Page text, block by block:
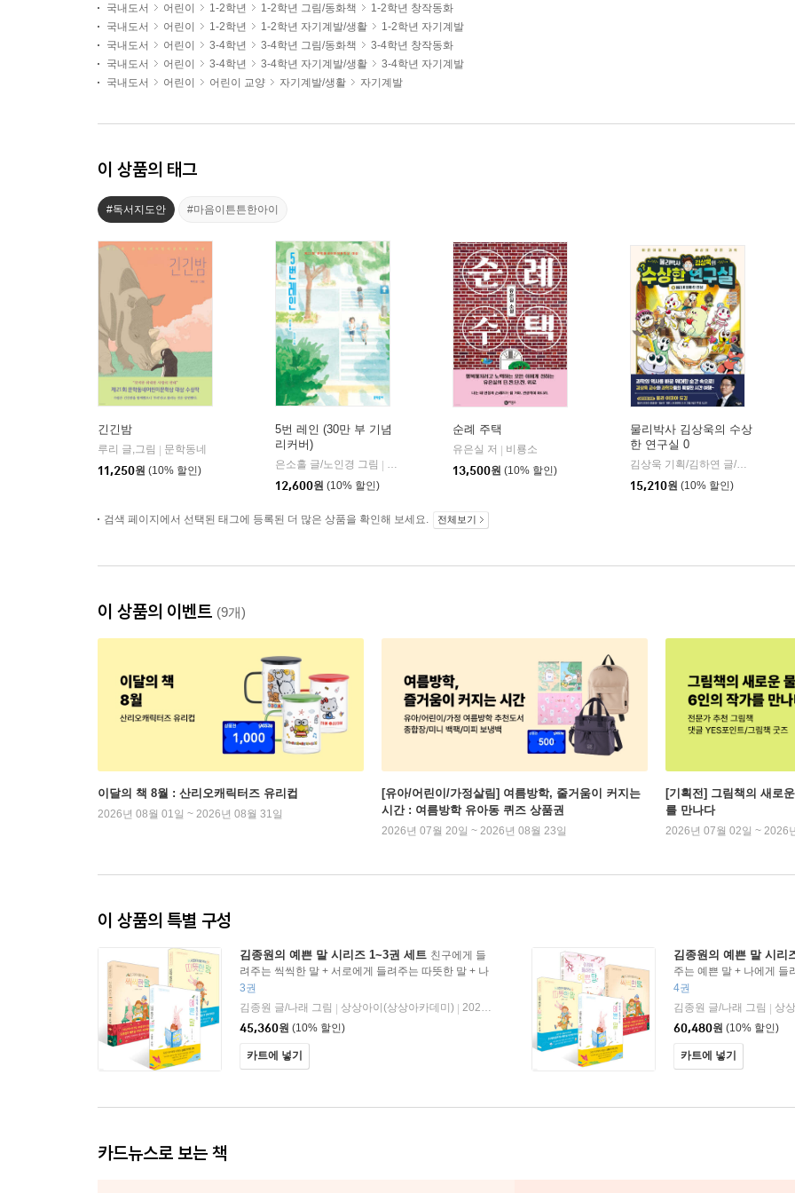
국내도서 어린이 1-2학년 1-2학년 그림/동화책
1-2학년 창작동화
국내도서
어린이 1-2학년 1-2학년 자기계발/생활
1-2학년 자기계발
국내도서
어린이 3-4학년 3-4학년 그림/동화책
3-4학년 창작동화
국내도서
어린이 3-4학년 3-4학년 자기계발/생활
3-4학년 자기계발
국내도서
어린이 어린이 교양 자기계발/생활 자기계발
이 상품의 태그
#독서지도안 #마음이튼튼한아이
긴긴밤
루리 글,그림
문학동네
11,250원 (10% 할인)
5번 레인 (30만 부 기념
리커버)
은소홀 글/노인경 그림
문학동네
12,600원 (10% 할인)
순례 주택
유은실 저
비룡소
13,500원 (10% 할인)
물리박사 김상욱의 수상
한 연구실 0
김상욱 기획/김하연 글/정순규 그림
15,210원 (10% 할인)
검색 페이지에서 선택된 태그에 등록된 더 많은 상품을 확인해 보세요. 전체보기
이 상품의 이벤트 (9개)
이달의 책 8월 : 산리오캐릭터즈 유리컵
2026년 08월 01일 ~ 2026년 08월 31일
[유아/어린이/가정살림] 여름방학, 줄거움이 커지는
시간 : 여름방학 유아동 퀴즈 상품권
2026년 07월 20일 ~ 2026년 08월 23일
[기획전] 그림책의 새로
를 만나다
2026년 07월 02일 ~ 2026
이 상품의 특별 구성
김종원의 예쁜 말 시리즈 1~3권 세트 친구에게 들
려주는 씩씩한 말 + 서로에게 들려주는 따뜻한 말 + 나
에게 들려주는 예쁜 말 세트
3권
김종원 글/나래 그림
상상아이(상상아카데미)
2024년 12월 20일
45,360원 (10% 할인)
카트에 넣기
김종원의 예쁜 말 시리
주는 예쁜 말 + 나에게 들
려주는 따뜻한 말 + 친구
4권
김종원 글/나래 그림
상
60,480원 (10% 할인)
카트에 넣기
카드뉴스로 보는 책